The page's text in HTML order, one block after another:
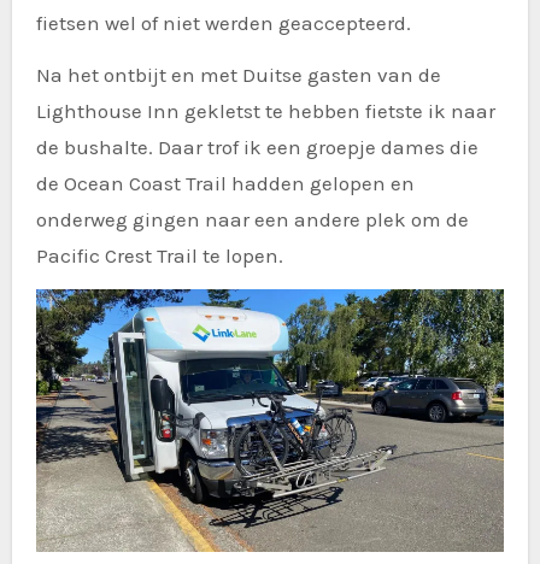
fietsen wel of niet werden geaccepteerd.
Na het ontbijt en met Duitse gasten van de
Lighthouse Inn gekletst te hebben fietste ik naar
de bushalte. Daar trof ik een groepje dames die
de Ocean Coast Trail hadden gelopen en
onderweg gingen naar een andere plek om de
Pacific Crest Trail te lopen.